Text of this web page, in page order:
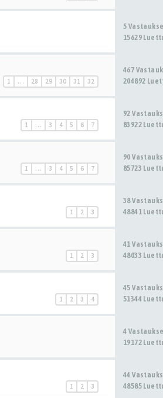
5
15629
1 … 28 29 30 31 32
467
204892
1 … 3 4 5 6 7
92
83922
1 … 3 4 5 6 7
90
85723
1 2 3
38
48841
1 2 3
41
48033
1 2 3 4
45
51344
4
19172
1 2 3
44
48585